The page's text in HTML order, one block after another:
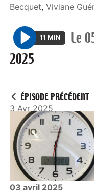
Becquet,Viviane
P
l
11 MIN Le
2025
ÉPISODE PRÉCÉDENT
3 Avr 2025
03 avril 2025